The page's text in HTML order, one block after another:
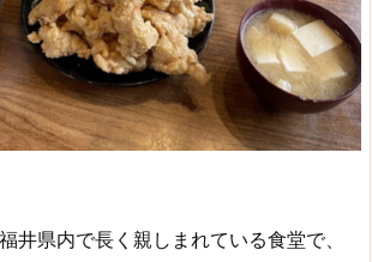
井県内で長く親しまれている食堂で、